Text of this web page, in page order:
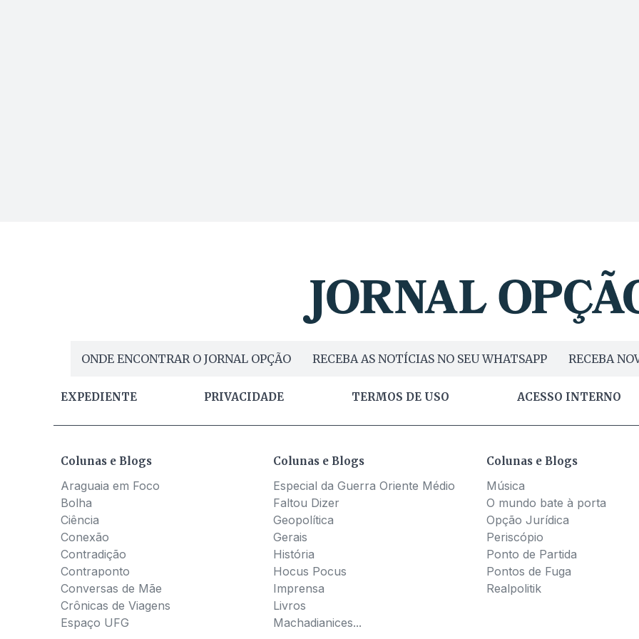
ONDE ENCONTRAR O JORNAL OPÇÃO RECEBA AS NOTÍCIAS NO SEU WHATSAPP RECEBA
EXPEDIENTE PRIVACIDADE TERMOS DE USO ACESSO INTERNO
Colunas e Blogs
Araguaia em Foco
Bolha
Ciência
Conexão
Contradição
Contraponto
Conversas de Mãe
Crônicas de Viagens
Espaço UFG
Colunas e Blogs
Especial da Guerra Oriente Médio
Faltou Dizer
Geopolítica
Gerais
História
Hocus Pocus
Imprensa
Livros
Machadianices...
Colunas e Blogs
Música
O mundo bate à porta
Opção Jurídica
Periscópio
Ponto de Partida
Pontos de Fuga
Realpolitik